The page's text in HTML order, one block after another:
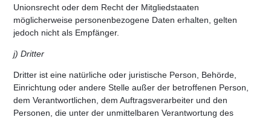
Unionsrecht oder dem Recht der Mitgliedstaaten
möglicherweise personenbezogene Daten erhalten, gelten
jedoch nicht als Empfänger.
j) Dritter
Dritter ist eine natürliche oder juristische Person, Behörde,
Einrichtung oder andere Stelle außer der betroffenen Person,
dem Verantwortlichen, dem Auftragsverarbeiter und den
Personen, die unter der unmittelbaren Verantwortung des